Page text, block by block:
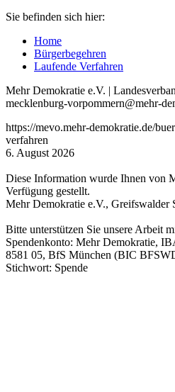
Sie befinden sich hier:
Home
Bürgerbegehren
Laufende Verfahren
Mehr Demokratie e.V. |
mecklenburg-vorpommern@mehr-
https://mevo.mehr-demokratie.de/
verfahren
6. August 2026
Diese Information wurde Ihnen von
Verfügung gestellt.
Mehr Demokratie e.V., Greifswalder
Bitte unterstützen Sie unsere Arbeit
Spendenkonto: Mehr Demokratie,
8581 05, BfS München (BIC
Stichwort: Spende